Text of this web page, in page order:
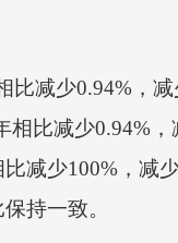
减少0.94%，减
减少0.94%，
少100%，减少
持一致。